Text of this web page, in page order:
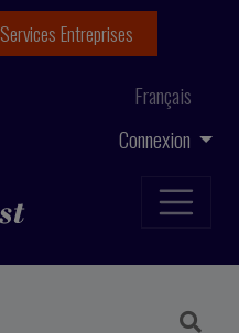
Connexion
Français
Services Entreprises